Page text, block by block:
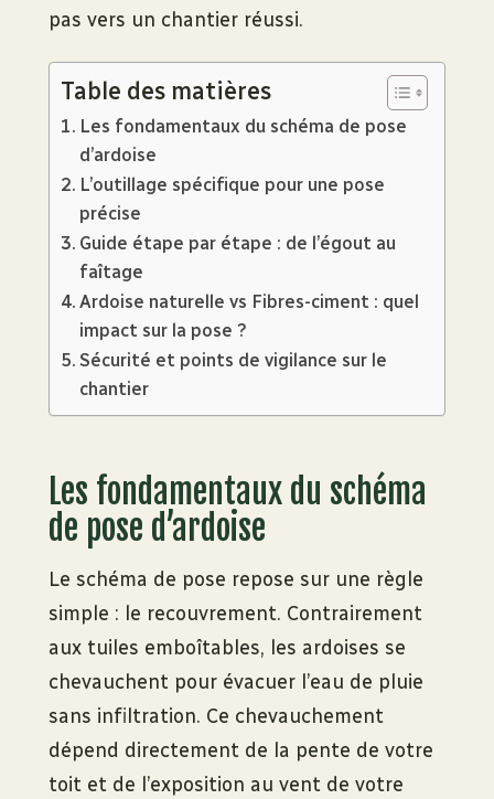
pas vers un chantier réussi.
Table des matières
Les fondamentaux du schéma de pose
d’ardoise
L’outillage spécifique pour une pose
précise
Guide étape par étape : de l’égout au
faîtage
Ardoise naturelle vs Fibres-ciment : quel
impact sur la pose ?
Sécurité et points de vigilance sur le
chantier
Les fondamentaux du schéma
de pose d’ardoise
Le schéma de pose repose sur une règle
simple : le recouvrement. Contrairement
aux tuiles emboîtables, les ardoises se
chevauchent pour évacuer l’eau de pluie
sans infiltration. Ce chevauchement
dépend directement de la pente de votre
toit et de l’exposition au vent de votre